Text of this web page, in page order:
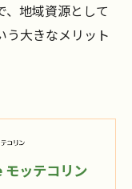
地域資源として
う大きなメリット
ッテコリン